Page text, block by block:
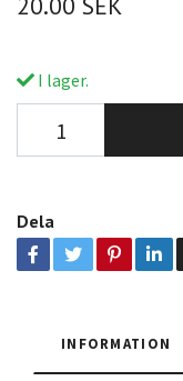
I lager.
Dela
INFORMATION